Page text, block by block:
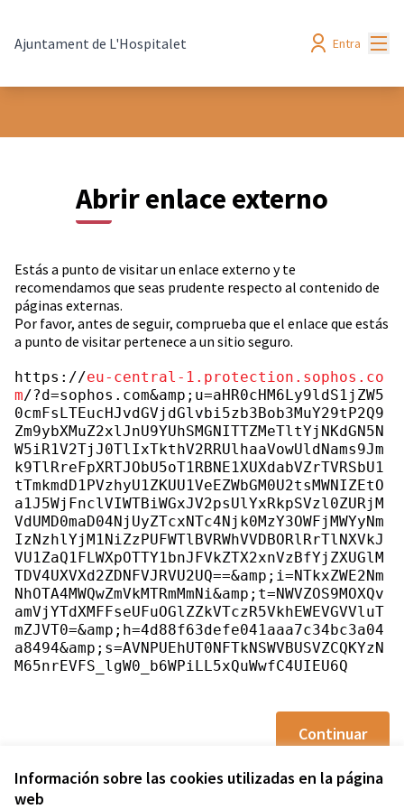
Información sobre las cookies utilizadas en la página
web
Ajuntament de L'Hospitalet Entra
Abrir enlace externo
Estás a punto de visitar un enlace externo y te
recomendamos que seas prudente respecto al contenido de
páginas externas.
Por favor, antes de seguir, comprueba que el enlace que estás
a punto de visitar pertenece a un sitio seguro.
https://eu-central-1.protection.sophos.co
m/?d=sophos.com&amp;u=aHR0cHM6Ly9ldS1jZW5
0cmFsLTEucHJvdGVjdGlvbi5zb3Bob3MuY29tP2Q9
Zm9ybXMuZ2xlJnU9YUhSMGNITTZMeTltYjNKdGN5N
W5iR1V2TjJ0TlIxTkthV2RRUlhaaVowUldNams9Jm
k9TlRreFpXRTJObU5oT1RBNE1XUXdabVZrTVRSbU1
tTmkmdD1PVzhyU1ZKUU1VeEZWbGM0U2tsMWNIZEtO
a1J5WjFnclVIWTBiWGxJV2psUlYxRkpSVzl0ZURjM
VdUMD0maD04NjUyZTcxNTc4Njk0MzY3OWFjMWYyNm
IzNzhlYjM1NiZzPUFWTlBVRWhVVDBORlRrTlNXVkJ
VU1ZaQ1FLWXpOTTY1bnJFVkZTX2xnVzBfYjZXUGlM
TDV4UXVXd2ZDNFVJRVU2UQ==&amp;i=NTkxZWE2Nm
NhOTA4MWQwZmVkMTRmMmNi&amp;t=NWVZOS9MOXQv
amVjYTdXMFFseUFuOGlZZkVTczR5VkhEWEVGVVluT
mZJVT0=&amp;h=4d88f63defe041aaa7c34bc3a04
a8494&amp;s=AVNPUEhUT0NFTkNSWVBUSVZCQKYzN
M65nrEVFS_lgW0_b6WPiLL5xQuWwfC4UIEU6Q
Continuar